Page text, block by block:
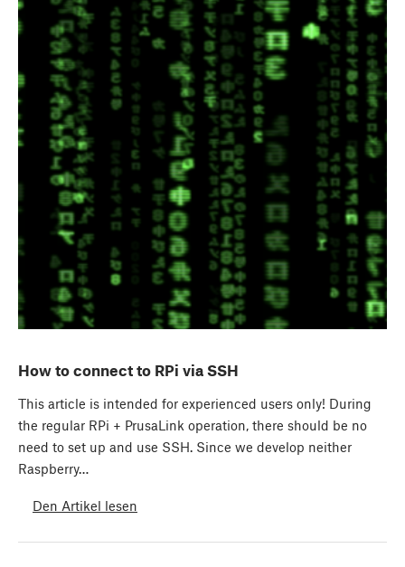
How to connect to RPi via SSH
This article is intended for experienced users only! During
the regular RPi + PrusaLink operation, there should be no
need to set up and use SSH. Since we develop neither
Raspberry…
Den Artikel lesen